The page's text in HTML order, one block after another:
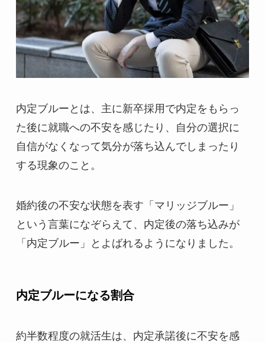
内定ブルーとは、主に新卒採用で内定をもらっ
た後に就職への不安を感じたり、自分の選択に
自信がなくなって気分が落ち込んでしまったり
する現象のこと。
婚約後の不安な状態を表す「マリッジブルー」
という言葉になぞらえて、内定後の落ち込みが
「内定ブルー」とよばれるようになりました。
内定ブルーになる割合
約半数程度の就活生は、内定承諾後に不安を感